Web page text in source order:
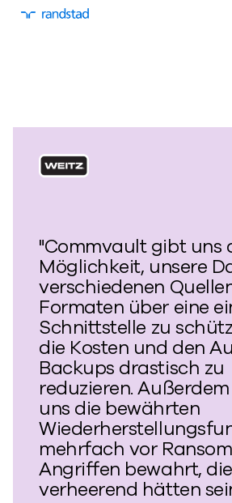
"Commvault gibt uns
Möglichkeit, unsere
verschiedenen
Formaten über eine
Schnittstelle zu
die Kosten und den
Backups drastisch zu
reduzieren.
uns die bewährten
mehrfach vor
Angriffen bewahrt, die
verheerend hätten